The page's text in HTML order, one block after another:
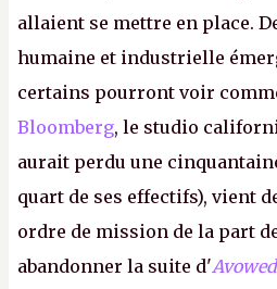
allaient se mettre en place.
humaine et industrielle
certains pourront voir
Bloomberg, le studio
aurait perdu une
quart de ses effectifs), vient
ordre de mission de la part
abandonner la suite d'Avowed